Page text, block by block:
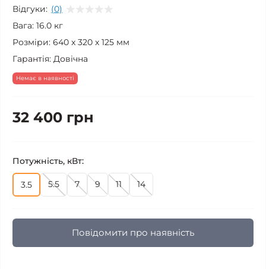
Відгуки: (0)
Вага: 16.0 кг
Розміри: 640 x 320 x 125 мм
Гарантія: Довічна
Немає в наявності
32 400 грн
Потужність, кВт:
3.5 5.5 7 9 11 14
Повідомити про наявність